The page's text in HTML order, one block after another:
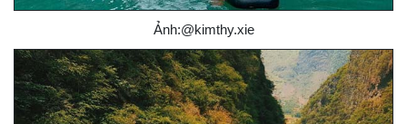
Ảnh:@kimthy.xie